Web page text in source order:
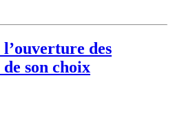
des
son choix